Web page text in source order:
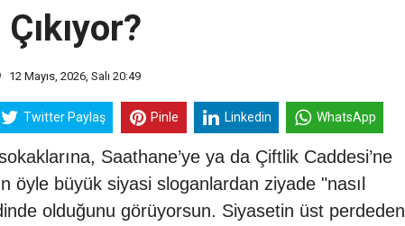
12 Mayıs, 2026, Salı 20:49
Twitter Paylaş Pinle Linkedin WhatsApp
Saathane’ye ya da Çiftlik Caddesi’ne
öyle büyük siyasi sloganlardan ziyade "nasıl
olduğunu görüyorsun. Siyasetin üst perdeden